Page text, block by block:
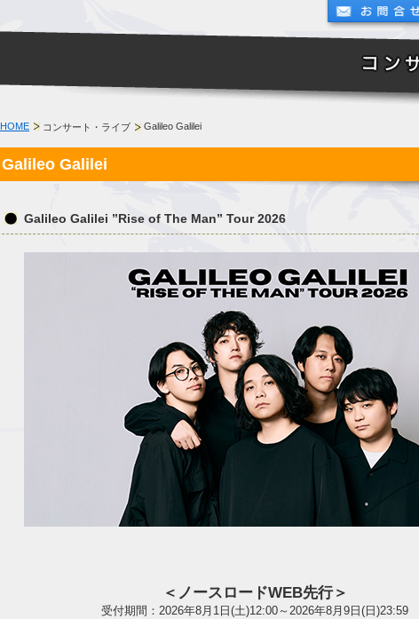
HOME コンサート・ライブ Galileo Galilei
Galileo Galilei
Galileo Galilei ”Rise of The Man” Tour 2026
＜ノースロードWEB先行＞
受付期間：2026年8月1日(土)12:00～2026年8月9日(日)23:59